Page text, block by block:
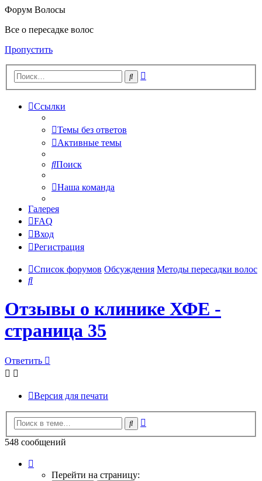
Форум Волосы
Все о пересадке волос
Пропустить
Поиск
Ссылки
Темы без ответов
Активные темы
Поиск
Наша команда
Галерея
FAQ
Вход
Регистрация
Список форумов Обсуждения Методы пересадки волос
Поиск
Отзывы о клинике ХФЕ -
страница 35
Ответить
Версия для печати
Поиск
548 сообщений
35
Перейти на страницу: